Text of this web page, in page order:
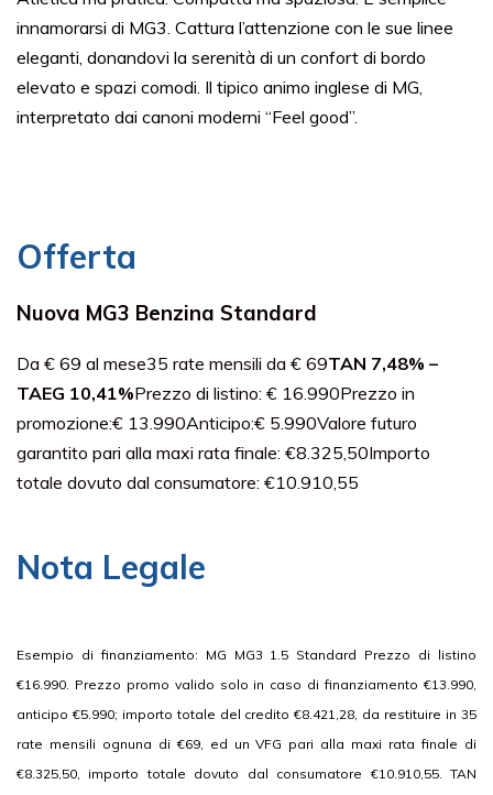
innamorarsi di MG3. Cattura l’attenzione con le sue linee
eleganti, donandovi la serenità di un confort di bordo
elevato e spazi comodi. Il tipico animo inglese di MG,
interpretato dai canoni moderni “Feel good”.
Offerta
Nuova MG3 Benzina Standard
Da € 69 al mese35 rate mensili da € 69TAN 7,48% –
TAEG 10,41%Prezzo di listino: € 16.990Prezzo in
promozione:€ 13.990Anticipo:€ 5.990Valore futuro
garantito pari alla maxi rata finale: €8.325,50Importo
totale dovuto dal consumatore: €10.910,55
Nota Legale
Esempio di finanziamento: MG MG3 1.5 Standard Prezzo di listino
€16.990. Prezzo promo valido solo in caso di finanziamento €13.990,
anticipo €5.990; importo totale del credito €8.421,28, da restituire in 35
rate mensili ognuna di €69, ed un VFG pari alla maxi rata finale di
€8.325,50, importo totale dovuto dal consumatore €10.910,55. TAN